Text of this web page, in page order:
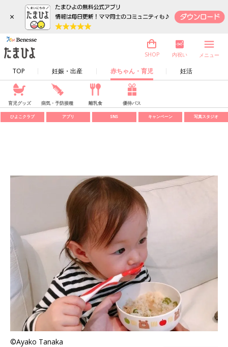
×
TOP 妊娠・出産 赤ちゃん・育児 妊活
SHOP 内祝い メニュー
育児グッズ 病気・予防接種 離乳食 優待パス
ひよこクラブ アプリ SNS キャンペーン 写真スタジオ
©Ayako Tanaka